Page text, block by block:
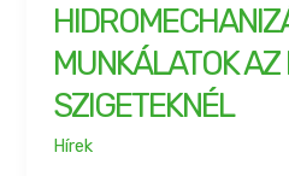
MUNKÁLATOK
SZIGETEKNÉL
Hírek